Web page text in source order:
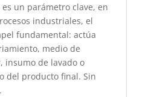
un parámetro clave, en
industriales, el
fundamental: actúa
medio de
insumo de lavado o
del producto final. Sin